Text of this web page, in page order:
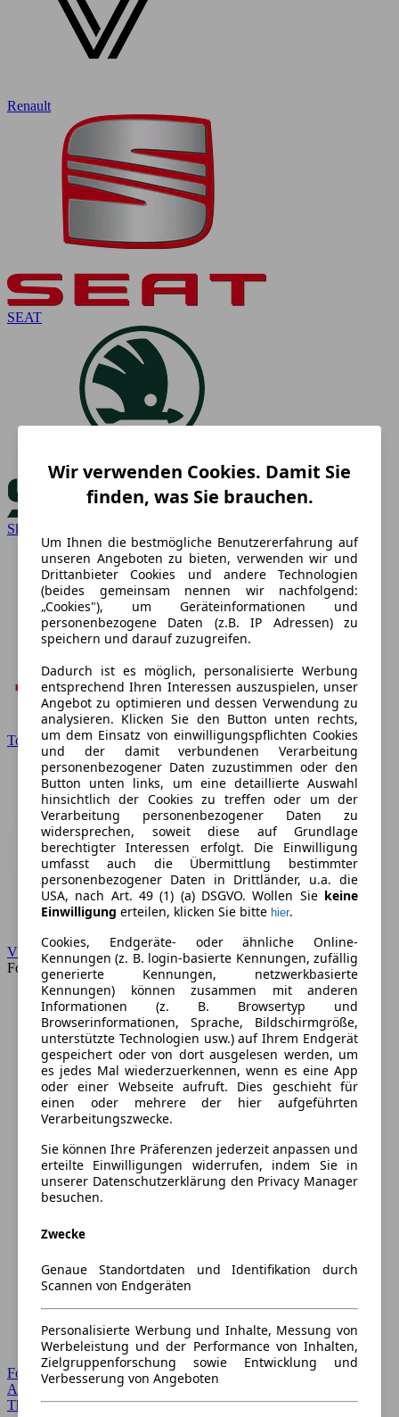
Renault
SEAT
Skoda
Toyota
VW
Forum
Forum Startseite
Alle Auto-Foren
Themen-Forum
Wir verwenden Cookies. Damit Sie
finden, was Sie brauchen.
Um Ihnen die bestmögliche Benutzererfahrung auf
unseren Angeboten zu bieten, verwenden wir und
Drittanbieter Cookies und andere Technologien
(beides gemeinsam nennen wir nachfolgend:
„Cookies"), um Geräteinformationen und
personenbezogene Daten (z.B. IP Adressen) zu
speichern und darauf zuzugreifen.
Dadurch ist es möglich, personalisierte Werbung
entsprechend Ihren Interessen auszuspielen, unser
Angebot zu optimieren und dessen Verwendung zu
analysieren. Klicken Sie den Button unten rechts,
um dem Einsatz von einwilligungspflichten Cookies
und der damit verbundenen Verarbeitung
personenbezogener Daten zuzustimmen oder den
Button unten links, um eine detaillierte Auswahl
hinsichtlich der Cookies zu treffen oder um der
Verarbeitung personenbezogener Daten zu
widersprechen, soweit diese auf Grundlage
berechtigter Interessen erfolgt. Die Einwilligung
umfasst auch die Übermittlung bestimmter
personenbezogener Daten in Drittländer, u.a. die
USA, nach Art. 49 (1) (a) DSGVO. Wollen Sie keine
Einwilligung erteilen, klicken Sie bitte hier.
Cookies, Endgeräte- oder ähnliche Online-
Kennungen (z. B. login-basierte Kennungen, zufällig
generierte Kennungen, netzwerkbasierte
Kennungen) können zusammen mit anderen
Informationen (z. B. Browsertyp und
Browserinformationen, Sprache, Bildschirmgröße,
unterstützte Technologien usw.) auf Ihrem Endgerät
gespeichert oder von dort ausgelesen werden, um
es jedes Mal wiederzuerkennen, wenn es eine App
oder einer Webseite aufruft. Dies geschieht für
einen oder mehrere der hier aufgeführten
Verarbeitungszwecke.
Sie können Ihre Präferenzen jederzeit anpassen und
erteilte Einwilligungen widerrufen, indem Sie in
unserer Datenschutzerklärung den Privacy Manager
besuchen.
Zwecke
Genaue Standortdaten und Identifikation durch
Scannen von Endgeräten
Personalisierte Werbung und Inhalte, Messung von
Werbeleistung und der Performance von Inhalten,
Zielgruppenforschung sowie Entwicklung und
Verbesserung von Angeboten